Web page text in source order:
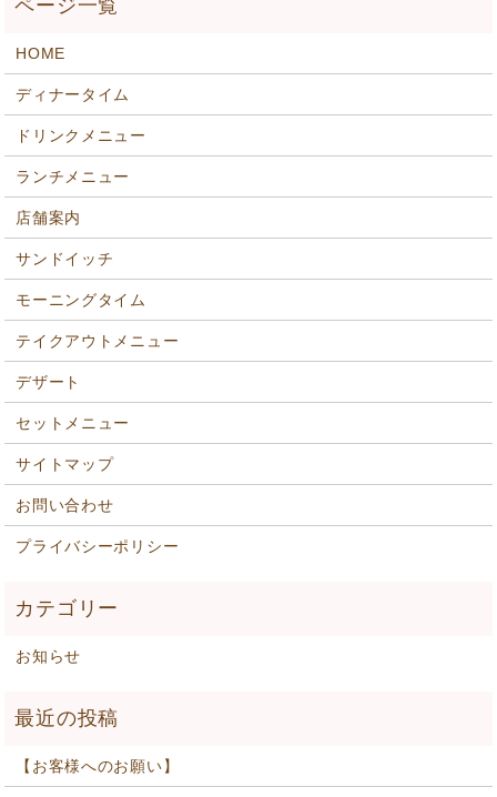
HOME
ディナータイム
ドリンクメニュー
ランチメニュー
店舗案内
サンドイッチ
モーニングタイム
テイクアウトメニュー
デザート
セットメニュー
サイトマップ
お問い合わせ
プライバシーポリシー
お知らせ
【お客様へのお願い】